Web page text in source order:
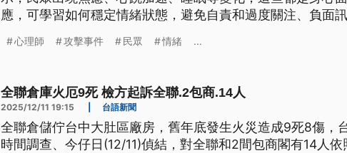
應，可學習如何穩定情緒狀態，避免自責和過度關注、負面
心理師 攻擊事件 民眾 情緒 ...
全聯倉庫火厄9死 檢方起訴全聯.2包商.14人
2025/12/11 19:15 台語新聞
全聯倉儲佇台中大肚區廠房，舊年底發生火災造成9死8傷，
時間調查、今仔日(12/11)偵結，對全聯和2間包商閣有14人